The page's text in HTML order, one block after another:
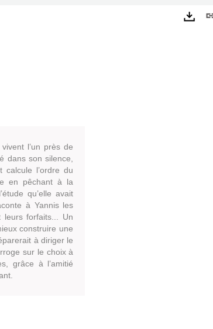
l’un près de
dans son silence,
l’ordre du
en pêchant à la
qu’elle avait
à Yannis les
leurs forfaits... Un
construire une
à diriger le
sur le choix à
grâce à l’amitié